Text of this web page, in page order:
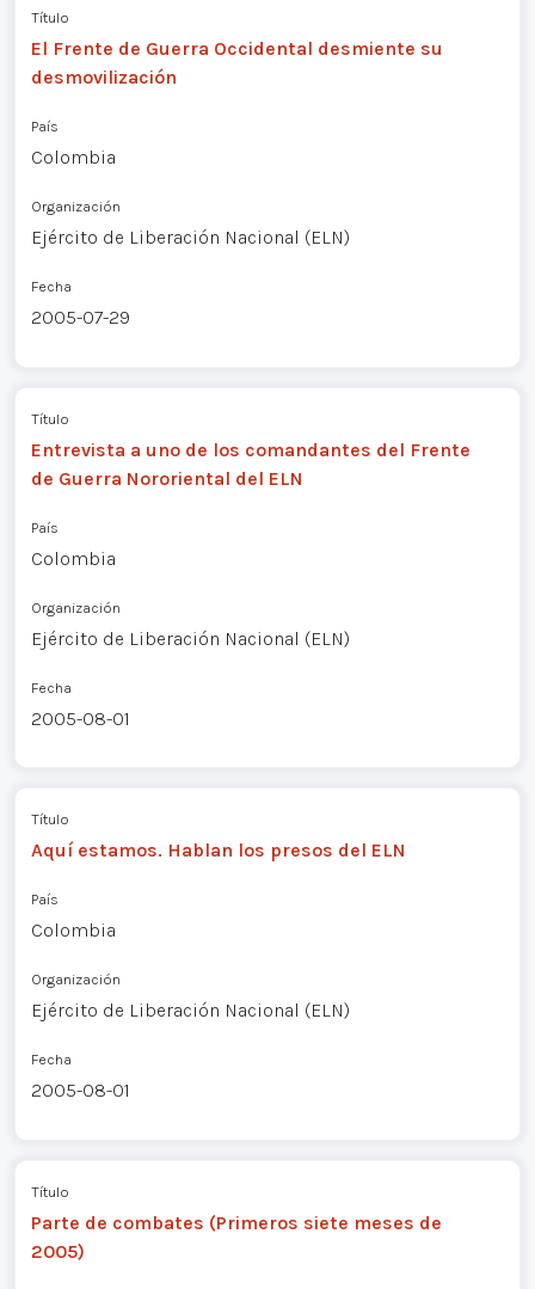
Título
El Frente de Guerra Occidental desmiente su
desmovilización
País
Colombia
Organización
Ejército de Liberación Nacional (ELN)
Fecha
2005-07-29
Título
Entrevista a uno de los comandantes del Frente
de Guerra Nororiental del ELN
País
Colombia
Organización
Ejército de Liberación Nacional (ELN)
Fecha
2005-08-01
Título
Aquí estamos. Hablan los presos del ELN
País
Colombia
Organización
Ejército de Liberación Nacional (ELN)
Fecha
2005-08-01
Título
Parte de combates (Primeros siete meses de
2005)